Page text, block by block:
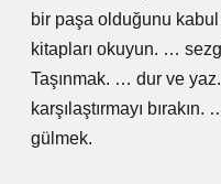
bir paşa olduğunu
kitapları okuyun. …
Taşınmak. … dur ve
karşılaştırmayı
gülmek.